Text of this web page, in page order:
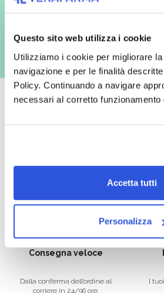
Questo sito web utilizza i cookie
Utilizziamo i cookie per migliorare
navigazione e per le finalità
Policy. Continuando a navigare
necessari al corretto funzionamento
Accetta tutti
Personalizza
con inviti e comunicazioni commerciali - e
es. posta cartacea)
Catalogo prodotti ampio e completo
Con
Consegna veloce
Dalla conferma dell’ordine al
corriere in 24/96 ore.
I